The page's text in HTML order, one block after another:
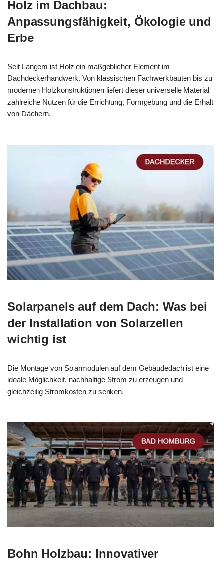
Holz im Dachbau:
Anpassungsfähigkeit, Ökologie und
Erbe
Seit Langem ist Holz ein maßgeblicher Element im
Dachdeckerhandwerk. Von klassischen Fachwerkbauten bis zu
modernen Holzkonstruktionen liefert dieser universelle Material
zahlreiche Nutzen für die Errichtung, Formgebung und die Erhalt
von Dächern.
Solarpanels auf dem Dach: Was bei
der Installation von Solarzellen
wichtig ist
Die Montage von Solarmodulen auf dem Gebäudedach ist eine
ideale Möglichkeit, nachhaltige Strom zu erzeugen und
gleichzeitig Stromkosten zu senken.
Bohn Holzbau: Innovativer